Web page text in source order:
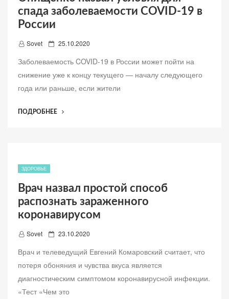
ДЕТЕЙ”
спада заболеваемости COVID-19 в
России
Sovet
Д
б
а
в
е
25.10.2020
Заболеваемость COVID-19 в России может пойти на
снижение уже к концу текущего — началу следующего
года или раньше, если жители
ПОДРОБНЕЕ
“ОНИЩЕНКО
19
В
РОССИИ”
ЗДОРОВЬЕ
Врач назвал простой способ
распознать зараженного
коронавирусом
Sovet
Д
б
а
в
л
23.10.2020
Врач и телеведущий Евгений Комаровский считает, что
потеря обоняния и чувства вкуса является
диагностическим симптомом коронавирусной инфекции.
«Тест «Чем это